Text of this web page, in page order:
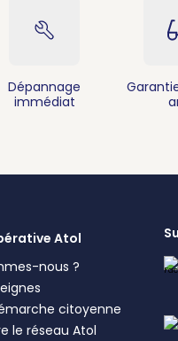
Dépannage
immédiat
Atol
nous ?
citoyenne
le réseau Atol